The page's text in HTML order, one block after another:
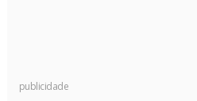
publicidade